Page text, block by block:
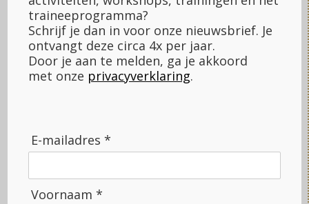
LVWB Fundraising > Contact> Contactformulier
Contactformulier
Fundraising. Als je onderstaand contactformulier invult,
nemen wij zo snel mogelijk contact met je op.
Naam(Vereist)
traineeprogramma?
Schrijf je dan in voor onze nieuwsbrief. Je
ontvangt deze circa 4x per jaar.
Door je aan te melden, ga je akkoord
met onze privacyverklaring.
E-mailadres *
Voornaam *